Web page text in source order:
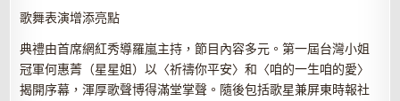
歌舞表演增添亮點
典禮由首席網紅秀導羅嵐主持，節目內容多元。第一屆台灣小姐
冠軍何惠菁（星星姐）以〈祈禱你平安〉和〈咱的一生咱的愛〉
揭開序幕，渾厚歌聲博得滿堂掌聲。隨後包括歌星兼屏東時報社